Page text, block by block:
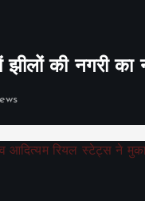
झीलों की नगरी